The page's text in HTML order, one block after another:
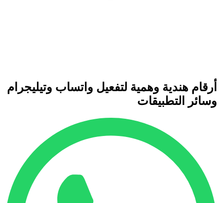
أرقام هندية وهمية لتفعيل واتساب وتيليجرام
وسائر التطبيقات